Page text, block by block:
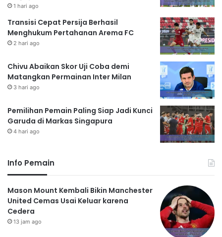
1 hari ago
Transisi Cepat Persija Berhasil
Menghukum Pertahanan Arema FC
2 hari ago
Chivu Abaikan Skor Uji Coba demi
Matangkan Permainan Inter Milan
3 hari ago
Pemilihan Pemain Paling Siap Jadi Kunci
Garuda di Markas Singapura
4 hari ago
Info Pemain
Mason Mount Kembali Bikin Manchester
United Cemas Usai Keluar karena
Cedera
13 jam ago